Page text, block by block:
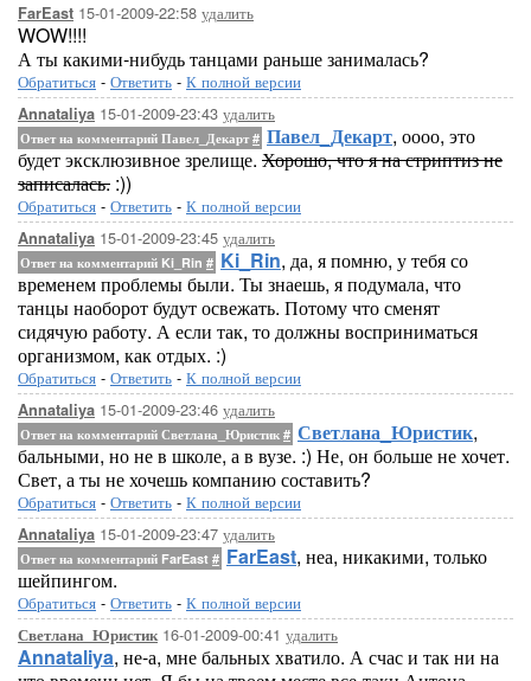
FarEast 15-01-2009-22:58 удалить
WOW!!!!
А ты какими-нибудь танцами раньше занималась?
Обратиться - Ответить - К полной версии
Annataliya 15-01-2009-23:43 удалить
Ответ на комментарий Павел_Декарт# Павел_Декарт, оооо, это
будет эксклюзивное зрелище. Хорошо, что я на стриптиз не
записалась. :))
Обратиться - Ответить - К полной версии
Annataliya 15-01-2009-23:45 удалить
Ответ на комментарий Ki_Rin # Ki_Rin, да, я помню, у тебя со
временем проблемы были. Ты знаешь, я подумала, что
танцы наоборот будут освежать. Потому что сменят
сидячую работу. А если так, то должны восприниматься
организмом, как отдых. :)
Обратиться - Ответить - К полной версии
Annataliya 15-01-2009-23:46 удалить
Ответ на комментарий Светлана_Юристик # Светлана_Юристик,
бальными, но не в школе, а в вузе. :) Не, он больше не хочет.
Свет, а ты не хочешь компанию составить?
Обратиться - Ответить - К полной версии
Annataliya 15-01-2009-23:47 удалить
Ответ на комментарий FarEast # FarEast, неа, никакими, только
шейпингом.
Обратиться - Ответить - К полной версии
Светлана_Юристик16-01-2009-00:41 удалить
Annataliya, не-а, мне бальных хватило. А счас и так ни на